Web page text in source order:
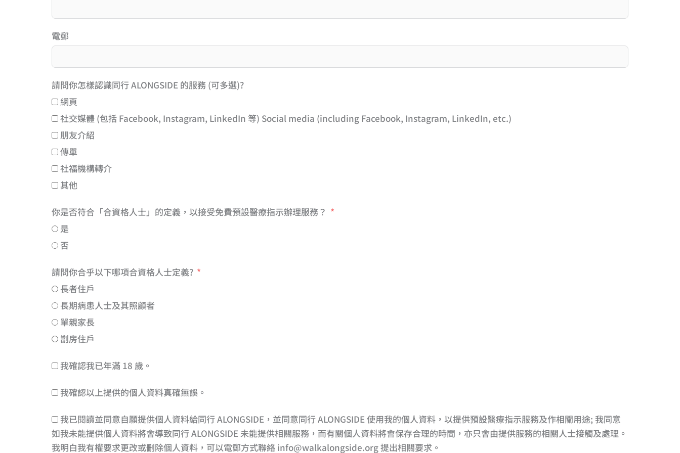
電郵
請問你怎樣認識同行 ALONGSIDE 的服務 (可多選)?
網頁
社交媒體 (包括 Facebook, Instagram, LinkedIn 等) Social media (including Facebook, Instagram, LinkedIn, etc.)
朋友介紹
傳單
社福機構轉介
其他
你是否符合「合資格人士」的定義，以接受免費預設醫療指示辦理服務？
是
否
請問你合乎以下哪項合資格人士定義?
長者住戶
長期病患人士及其照顧者
單親家長
劏房住戶
我確認我已年滿 18 歲。
我確認以上提供的個人資料真確無誤。
我已閱讀並同意自願提供個人資料給同行 ALONGSIDE，並同意同行 ALONGSIDE 使用我的個人資料，以提供預設醫療指示服務及作相關用途; 我同意
如我未能提供個人資料將會導致同行 ALONGSIDE 未能提供相關服務，而有關個人資料將會保存合理的時間，亦只會由提供服務的相關人士接觸及處理。
我明白我有權要求更改或刪除個人資料，可以電郵方式聯絡 info@walkalongside.org 提出相關要求。